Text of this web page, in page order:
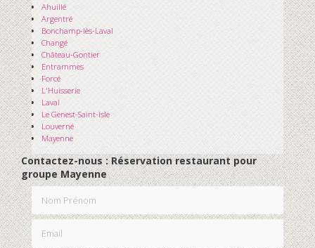
Ahuillé
Argentré
Bonchamp-lès-Laval
Changé
Château-Gontier
Entrammes
Forcé
L'Huisserie
Laval
Le Genest-Saint-Isle
Louverné
Mayenne
Contactez-nous : Réservation restaurant pour
groupe Mayenne
Nom Prénom
Email